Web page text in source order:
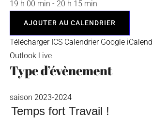
19 h 00 min - 20 h 15 min
AJOUTER AU CALENDRIER
Télécharger ICS Calendrier Google
Outlook Live
Type d’évènement
saison 2023-2024
Temps fort Travail !